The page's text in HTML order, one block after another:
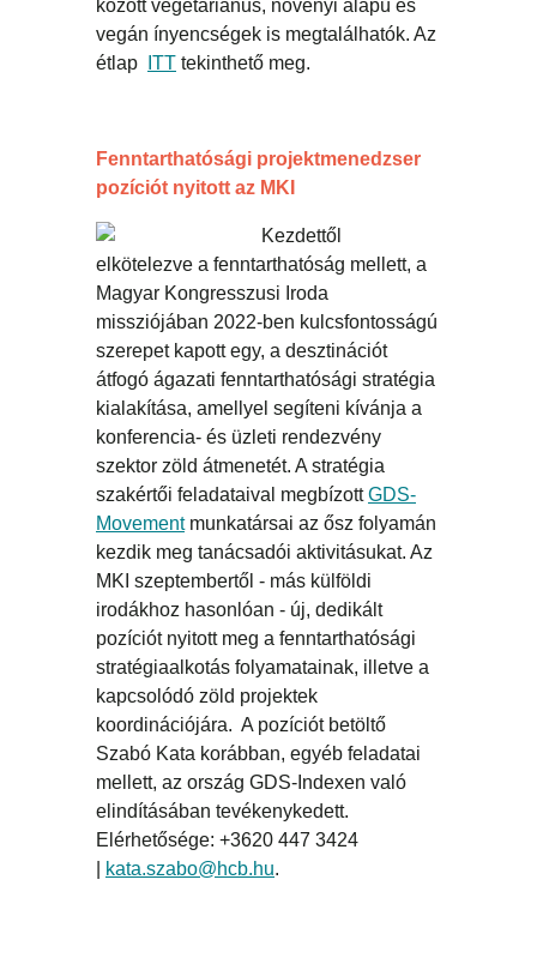
között vegetáriánus, növényi alapú és
vegán ínyencségek is megtalálhatók. Az
étlap
ITT tekinthető meg.
Fenntarthatósági projektmenedzser
pozíciót nyitott az MKI
Kezdettől
elkötelezve a fenntarthatóság mellett, a
Magyar Kongresszusi Iroda
missziójában 2022-ben kulcsfontosságú
szerepet kapott egy, a desztinációt
átfogó ágazati fenntarthatósági stratégia
kialakítása, amellyel segíteni kívánja a
konferencia- és üzleti rendezvény
szektor zöld átmenetét. A stratégia
szakértői feladataival megbízottGDS-
Movementmunkatársai az ősz folyamán
kezdik meg tanácsadói aktivitásukat. Az
MKI szeptembertől - más külföldi
irodákhoz hasonlóan - új, dedikált
pozíciót nyitott meg a fenntarthatósági
stratégiaalkotás folyamatainak, illetve a
kapcsolódó zöld projektek
koordinációjára. A pozíciót betöltő
Szabó Kata korábban, egyéb feladatai
mellett, az ország GDS-Indexen való
elindításában tevékenykedett.
Elérhetősége: +3620 447 3424
kata.szabo@hcb.hu.